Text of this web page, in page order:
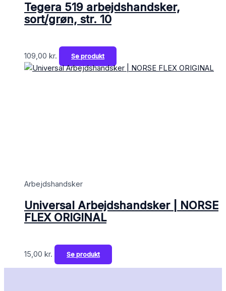
Tegera 519 arbejdshandsker,
sort/grøn, str. 10
109,00 kr. Se produkt
Arbejdshandsker
Universal Arbejdshandsker | NORSE
FLEX ORIGINAL
15,00 kr. Se produkt